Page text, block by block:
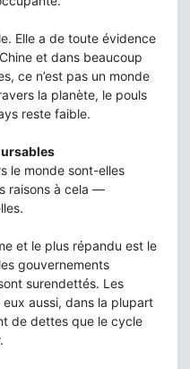
Elle a de toute évidence
et dans beaucoup
ce n’est pas un monde
la planète, le pouls
reste faible.
le monde sont-elles
raisons à cela —
et le plus répandu est le
gouvernements
surendettés. Les
aussi, dans la plupart
de dettes que le cycle